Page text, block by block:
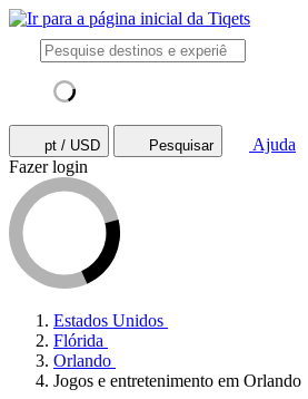
pt / USD Pesquisar
Ajuda
Fazer login
Estados Unidos
Flórida
Orlando
Jogos e entretenimento em Orlando